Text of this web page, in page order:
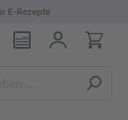
E-Rezepte